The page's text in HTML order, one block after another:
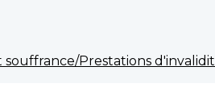
Prestations